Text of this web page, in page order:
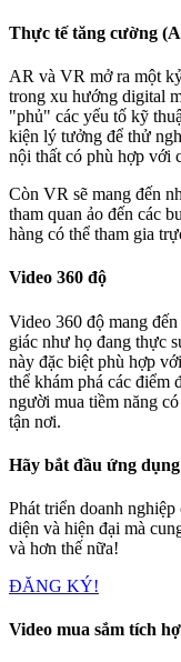
Thực tế tăng cường
AR và VR mở ra một
trong xu hướng digital
"phủ" các yếu tố kỹ
kiện lý tưởng để thử
nội thất có phù hợp với
Còn VR sẽ mang đến
tham quan ảo đến các
hàng có thể tham gia
Video 360 độ
Video 360 độ mang
giác như họ đang thực
này đặc biệt phù hợp
thể khám phá các điểm
người mua tiềm năng
tận nơi.
Hãy bắt đầu ứng
Phát triển doanh
diện và hiện đại mà
và hơn thế nữa!
ĐĂNG KÝ!
Video mua sắm tích